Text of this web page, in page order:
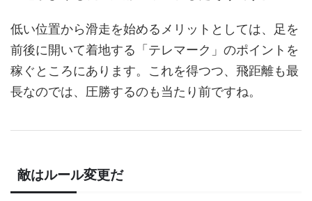
低い位置から滑走を始めるメリットとしては、足を
前後に開いて着地する「テレマーク」のポイントを
稼ぐところにあります。これを得つつ、飛距離も最
長なのでは、圧勝するのも当たり前ですね。
敵はルール変更だ